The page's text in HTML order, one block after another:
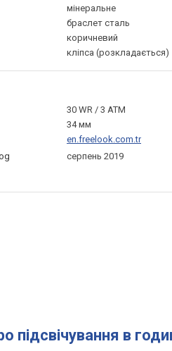
мінеральне
браслет сталь
коричневий
кліпса (розкладається)
30 WR / 3 ATM
34 мм
en.freelook.com.tr
серпень 2019
підсвічування в